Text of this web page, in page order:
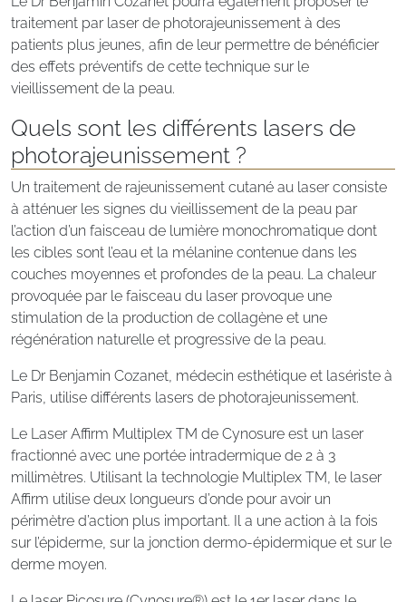
traitement par laser de photorajeunissement à des
patients plus jeunes, afin de leur permettre de bénéficier
des effets préventifs de cette technique sur le
vieillissement de la peau.
Quels sont les différents lasers de
photorajeunissement ?
Un traitement de rajeunissement cutané au laser consiste
à atténuer les signes du vieillissement de la peau par
l’action d’un faisceau de lumière monochromatique dont
les cibles sont l’eau et la mélanine contenue dans les
couches moyennes et profondes de la peau. La chaleur
provoquée par le faisceau du laser provoque une
stimulation de la production de collagène et une
régénération naturelle et progressive de la peau.
Le Dr Benjamin Cozanet, médecin esthétique et lasériste à
Paris, utilise différents lasers de photorajeunissement.
Le Laser Affirm Multiplex TM de Cynosure est un laser
fractionné avec une portée intradermique de 2 à 3
millimètres. Utilisant la technologie Multiplex TM, le laser
Affirm utilise deux longueurs d’onde pour avoir un
périmètre d’action plus important. Il a une action à la fois
sur l’épiderme, sur la jonction dermo-épidermique et sur le
derme moyen.